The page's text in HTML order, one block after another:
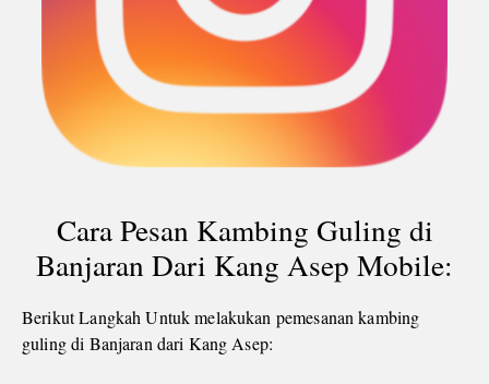
Cara Pesan Kambing Guling di
Banjaran Dari Kang Asep Mobile:
Berikut Langkah Untuk melakukan pemesanan kambing
guling di Banjaran dari Kang Asep: